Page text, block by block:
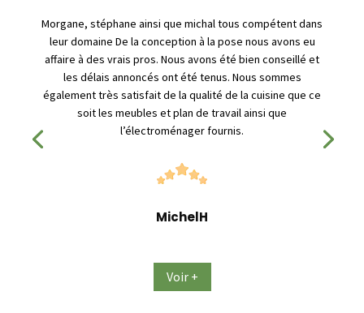
Morgane, stéphane ainsi que michal tous compétent dans
leur domaine De la conception à la pose nous avons eu
affaire à des vrais pros. Nous avons été bien conseillé et
les délais annoncés ont été tenus. Nous sommes
également très satisfait de la qualité de la cuisine que ce
soit les meubles et plan de travail ainsi que
l’électroménager fournis.
MichelH
Voir +